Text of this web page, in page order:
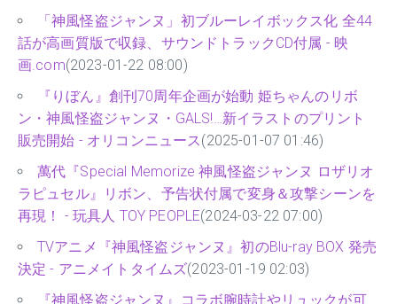
「神風怪盗ジャンヌ」初ブルーレイボックス化 全44
話が高画質版で収録、サウンドトラックCD付属 - 映
画.com(2023-01-22 08:00)
『りぼん』創刊70周年企画が始動 姫ちゃんのリボ
ン・神風怪盗ジャンヌ・GALS!…新イラストのプリント
販売開始 - オリコンニュース(2025-01-07 01:46)
萬代『Special Memorize 神風怪盗ジャンヌ ロザリオ
ラピュセル』リボン、予告状付属で変身＆攻撃シーンを
再現！ - 玩具人 TOY PEOPLE(2024-03-22 07:00)
TVアニメ『神風怪盗ジャンヌ』初のBlu-ray BOX 発売
決定 - アニメイトタイムズ(2023-01-19 02:03)
『神風怪盗ジャンヌ』コラボ腕時計やリュックが可